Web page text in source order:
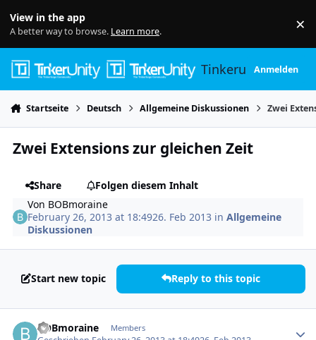
View in the app
A better way to browse. Learn more. ×
TinkerunityAnmelden
Startseite Deutsch Allgemeine Diskussionen Zwei
Zwei Extensions zur gleichen Zeit
Share
Folgen diesem Inhalt
Von BOBmoraine
February 26, 2013 at 18:4926. Feb 2013 inAllgemeine
Diskussionen
Start new topic Reply to this topic
BOBmoraine Members